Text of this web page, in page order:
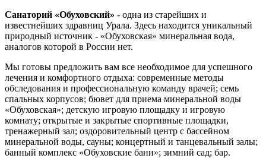
Санаторий «Обуховский» - одна из старейших и
известнейших здравниц Урала. Здесь находится уникальный
природный источник - «Обуховская» минеральная вода,
аналогов которой в России нет.
Мы готовы предложить вам все необходимое для успешного
лечения и комфортного отдыха: современные методы
обследования и профессиональную команду врачей; семь
спальных корпусов; бювет для приема минеральной воды
«Обуховская»; детскую игровую площадку и игровую
комнату; открытые и закрытые спортивные площадки,
тренажерный зал; оздоровительный центр с бассейном
минеральной воды, сауны; концертный и танцевальный залы;
банный комплекс «Обуховские бани»; зимний сад; бар.